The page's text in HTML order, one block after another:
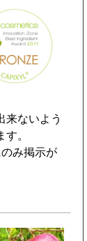
来ないよう
。
み掲示が